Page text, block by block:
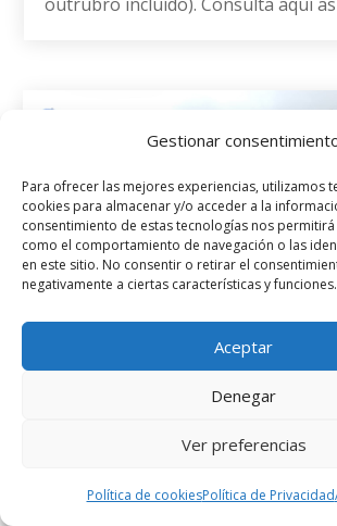
Gestionar
Para ofrecer las mejores experiencias, utilizamos
cookies para almacenar y/o acceder a la
consentimiento de estas tecnologías nos
como el comportamiento de navegación o las
en este sitio. No consentir o retirar el
negativamente a ciertas características y funciones.
Aceptar
Denegar
Ver preferencias
Política de cookiesPolítica de Privacidad
I Desafío Gravel do GDR en
Novas